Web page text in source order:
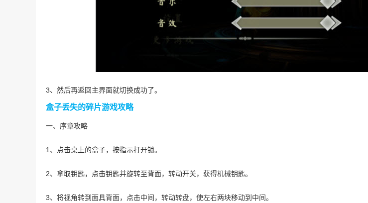
3、然后再返回主界面就切换成功了。
盒子丢失的碎片游戏攻略
一、序章攻略
1、点击桌上的盒子，按指示打开锁。
2、拿取钥匙，点击钥匙并旋转至背面，转动开关，获得机械钥匙。
3、将视角转到面具背面，点击中间，转动转盘，使左右两块移动到中间。